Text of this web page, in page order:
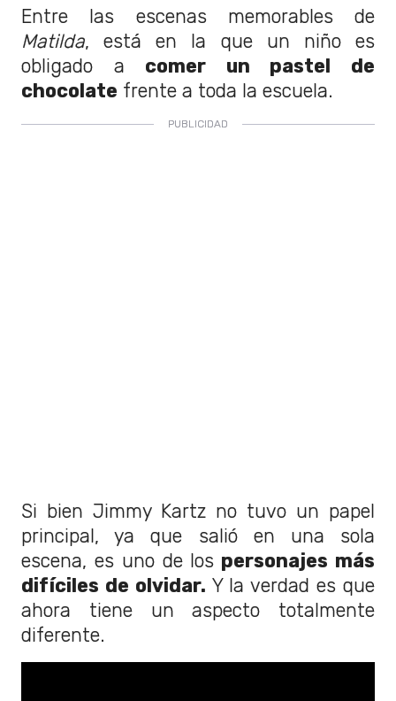
Entre las escenas memorables de
Matilda, está en la que un niño es
obligado a comer un pastel de
chocolate frente a toda la escuela.
Si bien Jimmy Kartz no tuvo un papel
principal, ya que salió en una sola
escena, es uno de los personajes más
difíciles de olvidar. Y la verdad es que
ahora tiene un aspecto totalmente
diferente.